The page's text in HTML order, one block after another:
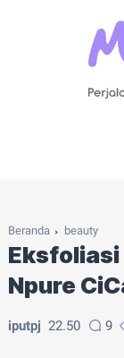
Beranda beauty
Eksfoliasi
Npure
iputpj 22.50 9